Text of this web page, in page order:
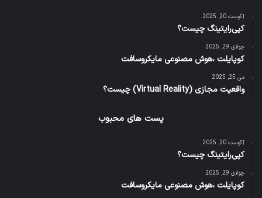
آگوست 20, 2025
کپی‌رایتینگ چیست؟
جولای 29, 2025
کوپایلت ،هوش مصنوعی مایکروسافت
می 25, 2025
واقعیت مجازی (Virtual Reality) چیست؟
پست های محبوب
آگوست 20, 2025
کپی‌رایتینگ چیست؟
جولای 29, 2025
کوپایلت ،هوش مصنوعی مایکروسافت